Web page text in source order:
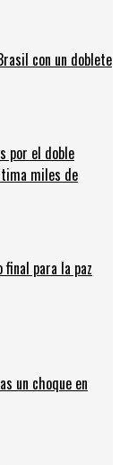
con un doblete
por el doble
miles de
para la paz
un choque en